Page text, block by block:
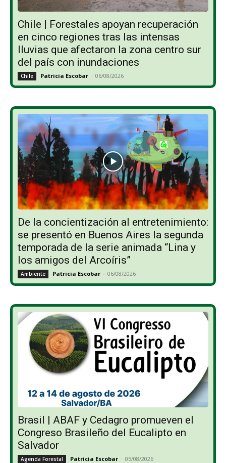
Chile | Forestales apoyan recuperación
en cinco regiones tras las intensas
lluvias que afectaron la zona centro sur
del país con inundaciones
Chile Patricia Escobar - 06/08/2026
De la concientización al entretenimiento:
se presentó en Buenos Aires la segunda
temporada de la serie animada “Lina y
los amigos del Arcoíris”
Ambiente Patricia Escobar - 06/08/2026
Brasil | ABAF y Cedagro promueven el
Congreso Brasileño del Eucalipto en
Salvador
Agenda Forestal Patricia Escobar - 05/08/2026